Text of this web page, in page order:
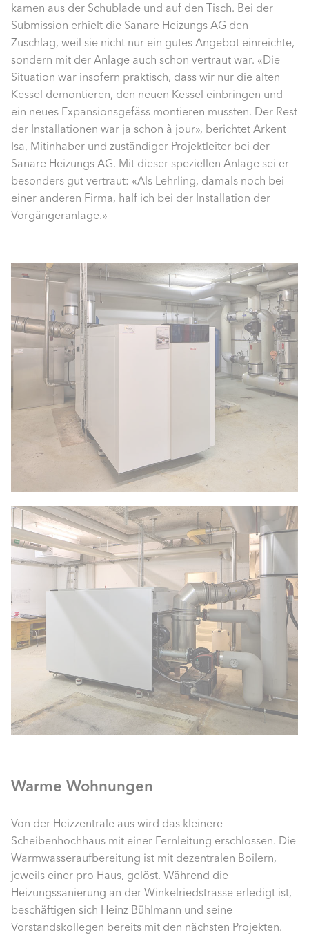
kamen aus der Schublade und auf den Tisch. Bei der
Submission erhielt die Sanare Heizungs AG den
Zuschlag, weil sie nicht nur ein gutes Angebot einreichte,
sondern mit der Anlage auch schon vertraut war. «Die
Situation war insofern praktisch, dass wir nur die alten
Kessel demontieren, den neuen Kessel einbringen und
ein neues Expansionsgefäss montieren mussten. Der Rest
der Installationen war ja schon à jour», berichtet Arkent
Isa, Mitinhaber und zuständiger Projektleiter bei der
Sanare Heizungs AG. Mit dieser speziellen Anlage sei er
besonders gut vertraut: «Als Lehrling, damals noch bei
einer anderen Firma, half ich bei der Installation der
Vorgängeranlage.»
Warme Wohnungen
Von der Heizzentrale aus wird das kleinere
Scheibenhochhaus mit einer Fernleitung erschlossen. Die
Warmwasseraufbereitung ist mit dezentralen Boilern,
jeweils einer pro Haus, gelöst. Während die
Heizungssanierung an der Winkelriedstrasse erledigt ist,
beschäftigen sich Heinz Bühlmann und seine
Vorstandskollegen bereits mit den nächsten Projekten.